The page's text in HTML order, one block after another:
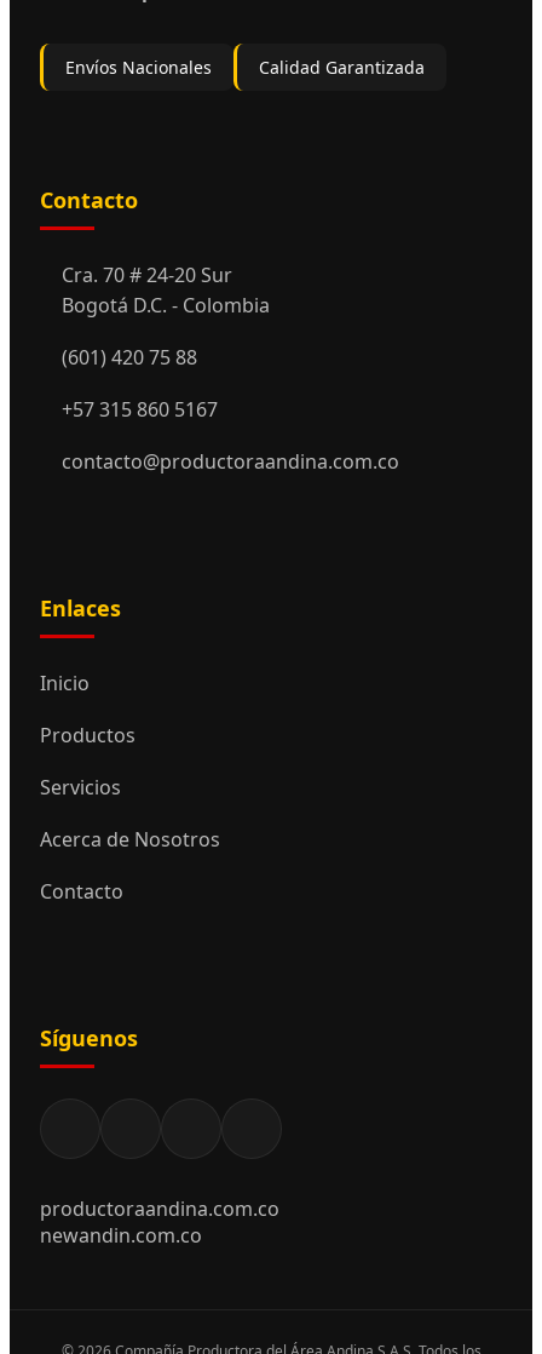
Envíos Nacionales Calidad Garantizada
Contacto
Cra. 70 # 24-20 Sur
Bogotá D.C. - Colombia
(601) 420 75 88
+57 315 860 5167
contacto@productoraandina.com.co
Enlaces
Inicio
Productos
Servicios
Acerca de Nosotros
Contacto
Síguenos
productoraandina.com.co
newandin.com.co